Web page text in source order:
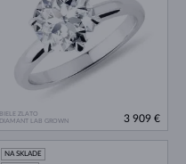
BIELE ZLATO
DIAMANT LAB GROWN
3 909 €
NA SKLADE